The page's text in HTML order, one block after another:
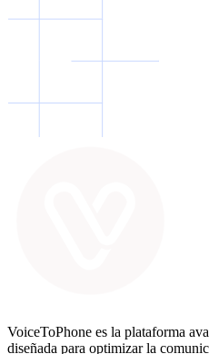
VoiceToPhone es la plataforma
diseñada para optimizar la